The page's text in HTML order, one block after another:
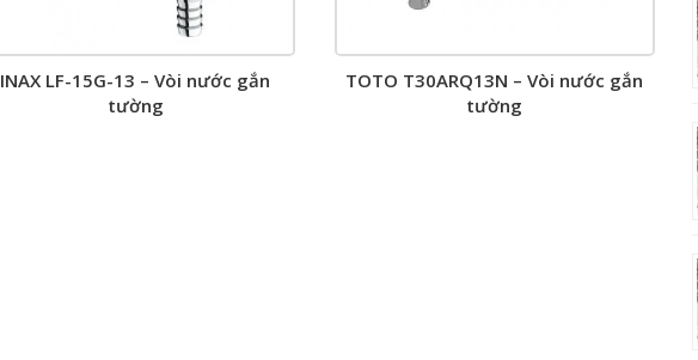
INAX LF-15G-13 – Vòi nước gắn
tường
TOTO T30ARQ13N – Vòi nước gắn
tường